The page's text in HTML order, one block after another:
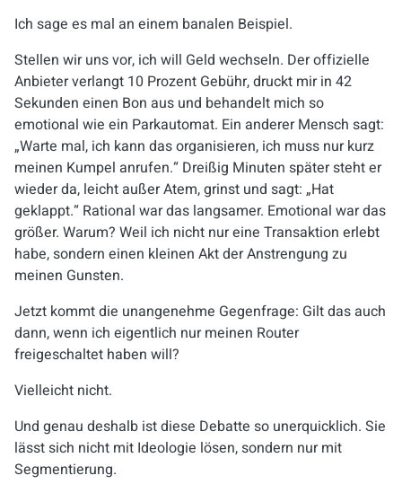
Ich sage es mal an einem banalen Beispiel.
Stellen wir uns vor, ich will Geld wechseln. Der offizielle
Anbieter verlangt 10 Prozent Gebühr, druckt mir in 42
Sekunden einen Bon aus und behandelt mich so
emotional wie ein Parkautomat. Ein anderer Mensch sagt:
„Warte mal, ich kann das organisieren, ich muss nur kurz
meinen Kumpel anrufen.“ Dreißig Minuten später steht er
wieder da, leicht außer Atem, grinst und sagt: „Hat
geklappt.“ Rational war das langsamer. Emotional war das
größer. Warum? Weil ich nicht nur eine Transaktion erlebt
habe, sondern einen kleinen Akt der Anstrengung zu
meinen Gunsten.
Jetzt kommt die unangenehme Gegenfrage: Gilt das auch
dann, wenn ich eigentlich nur meinen Router
freigeschaltet haben will?
Vielleicht nicht.
Und genau deshalb ist diese Debatte so unerquicklich. Sie
lässt sich nicht mit Ideologie lösen, sondern nur mit
Segmentierung.